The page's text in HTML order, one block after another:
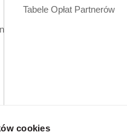
cookies
Tabele Opłat Partnerów